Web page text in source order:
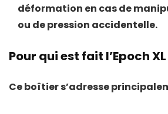
déformation en cas de
ou de pression accidentelle.
Pour qui est fait l’Epoch
Ce boîtier s’adresse